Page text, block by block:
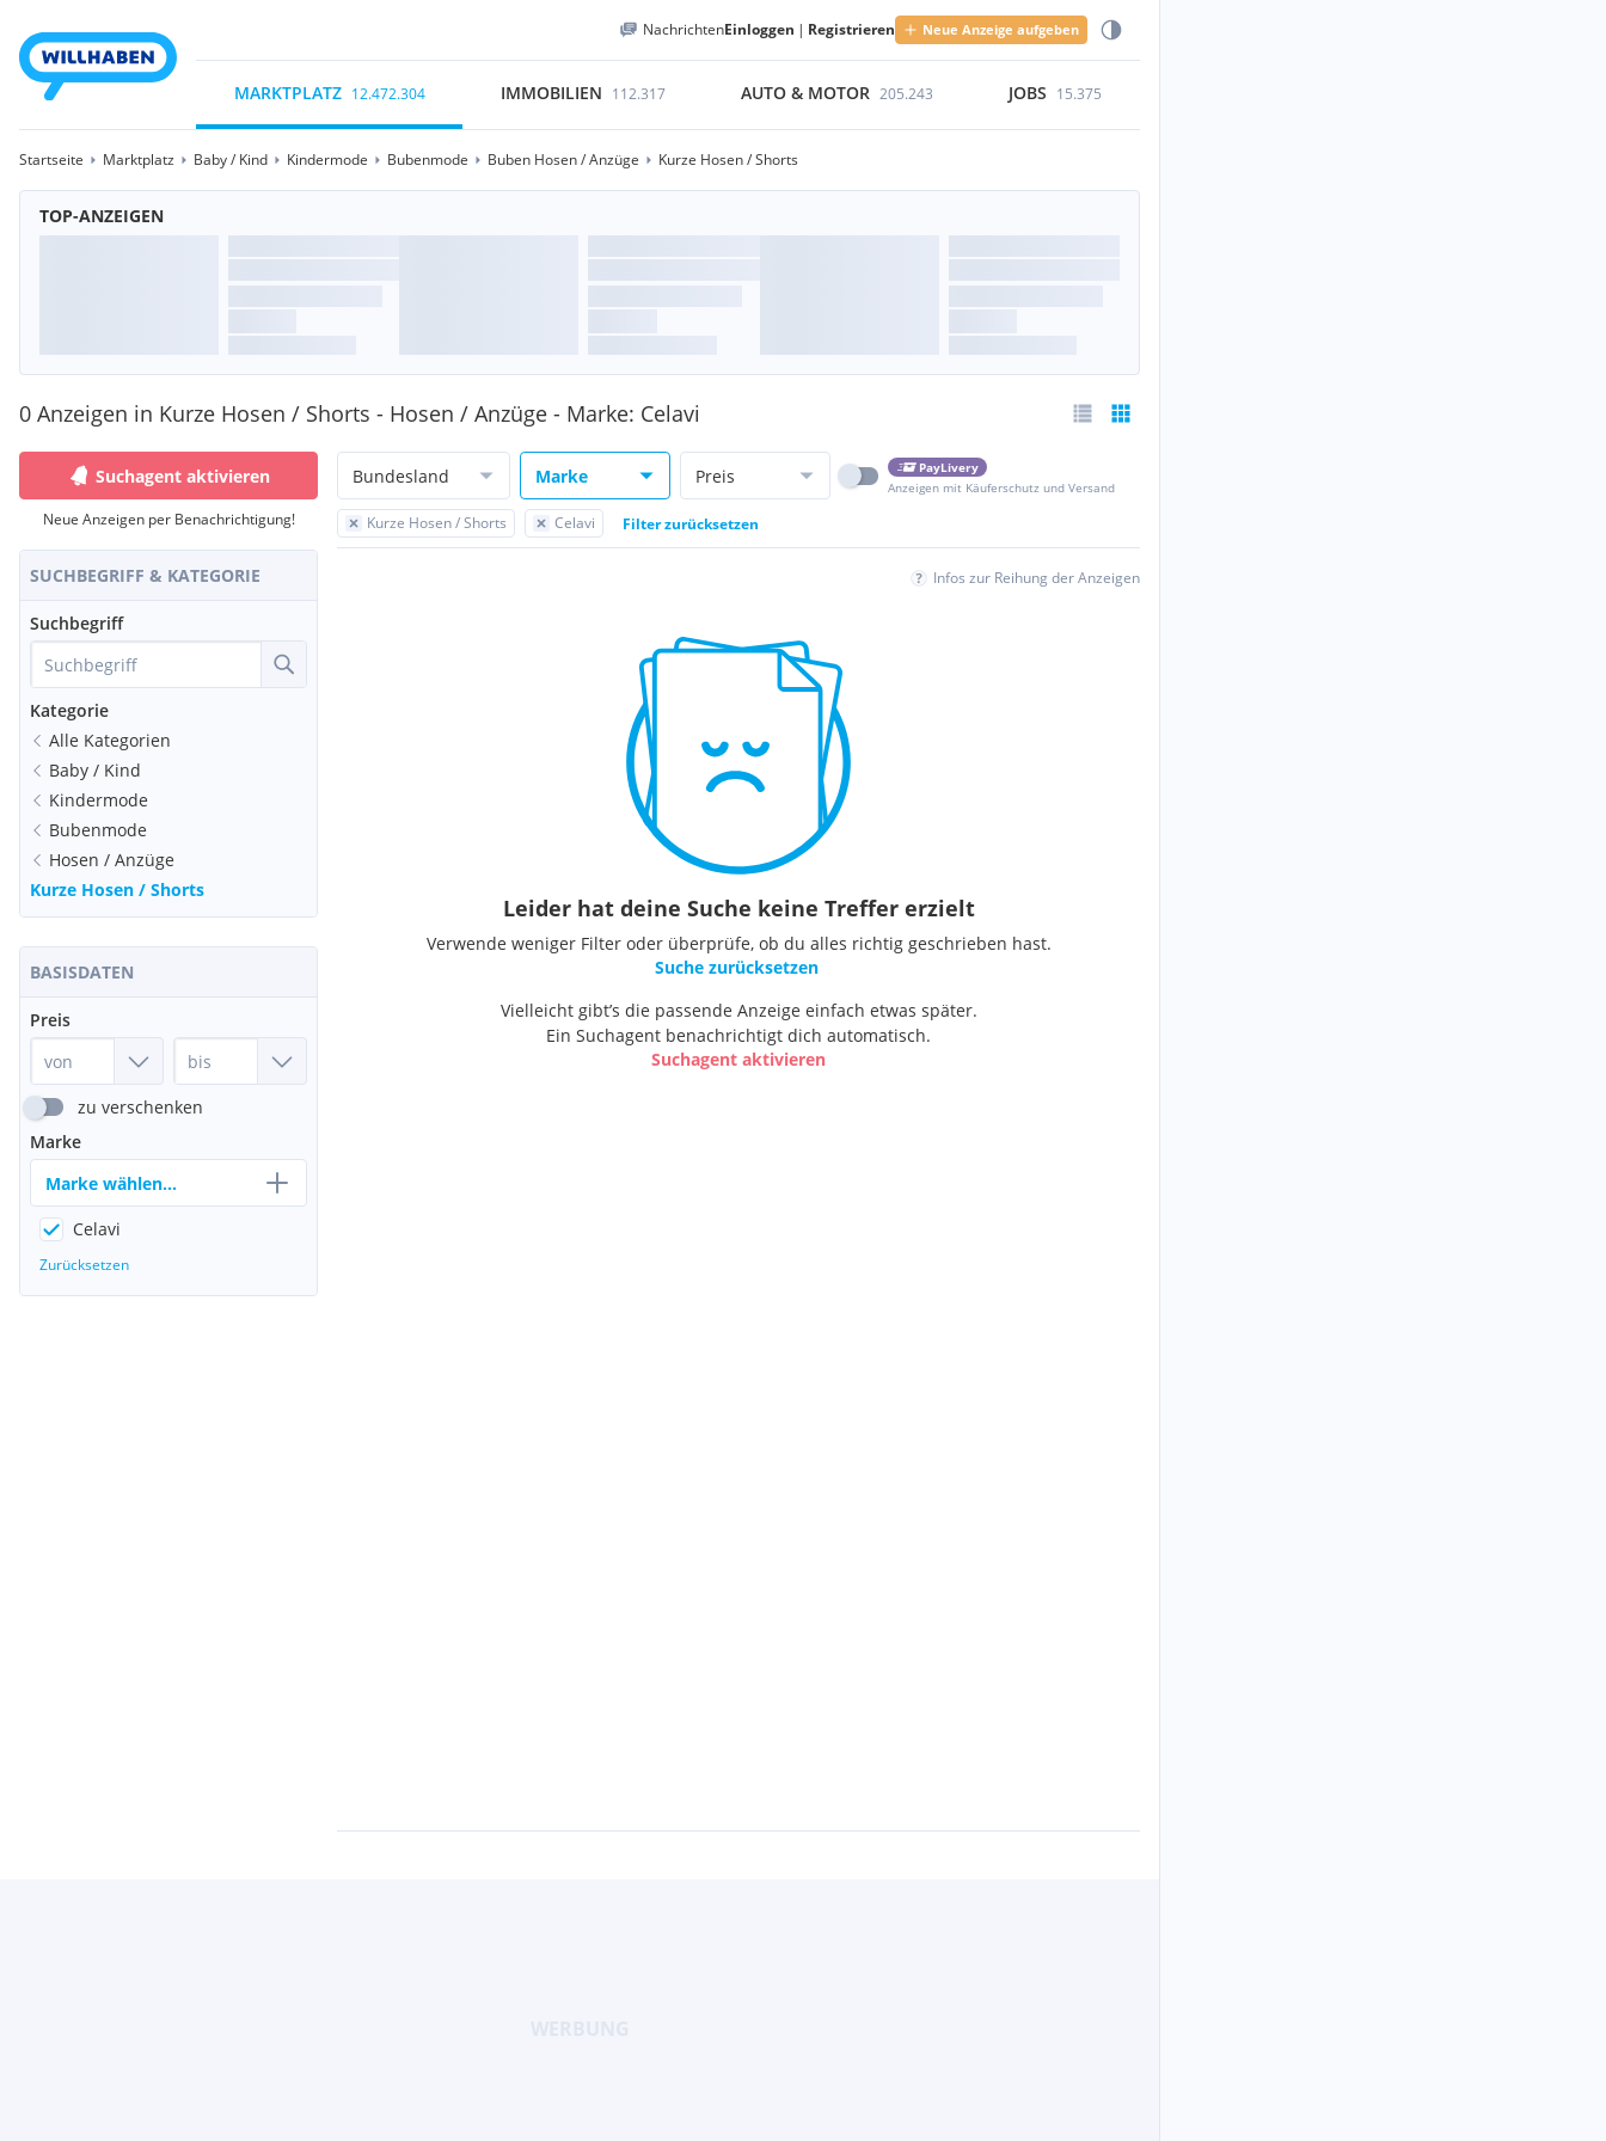
NachrichtenEinloggen | Registrieren Neue Anzeige aufgeben
MARKTPLATZ 12.472.304 IMMOBILIEN 112.317 AUTO & MOTOR 205.243 JOBS 15.375
Startseite Marktplatz Baby / Kind Kindermode Bubenmode Buben Hosen / Anzüge Kurze Hosen / Shorts
TOP-ANZEIGEN
0 Anzeigen in Kurze Hosen / Shorts - Hosen / Anzüge - Marke: Celavi
Suchagent aktivieren
Neue Anzeigen per Benachrichtigung!
SUCHBEGRIFF & KATEGORIE
Suchbegriff
Kategorie
Alle Kategorien
Baby / Kind
Kindermode
Bubenmode
Hosen / Anzüge
Kurze Hosen / Shorts
BASISDATEN
Preis
zu verschenken
Marke
Marke wählen...
Celavi
Zurücksetzen
Bundesland Marke Preis
PayLivery
Anzeigen mit Käuferschutz und Versand
Kurze Hosen / Shorts Celavi Filter zurücksetzen
Infos zur Reihung der Anzeigen
Leider hat deine Suche keine Treffer erzielt
Verwende weniger Filter oder überprüfe, ob du alles richtig geschrieben hast.
Suche zurücksetzen
Vielleicht gibt’s die passende Anzeige einfach etwas später.
Ein Suchagent benachrichtigt dich automatisch.
Suchagent aktivieren